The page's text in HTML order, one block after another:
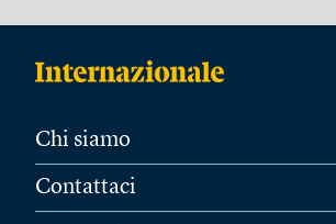
Chi siamo
Contattaci